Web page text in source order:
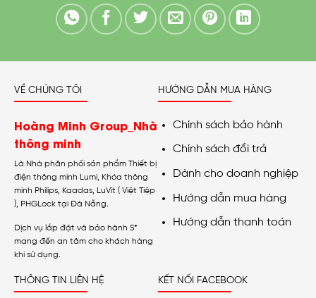
VỀ CHÚNG TÔI
Hoàng Minh Group_Nhà
thông minh
Là Nhà phân phối sản phẩm Thiết bị
điện thông minh Lumi, Khóa thông
minh Philips, Kaadas, LuVit ( Việt Tiệp
), PHGLock tại Đà Nẵng.
Dịch vụ lắp đặt và bảo hành 5*
mang đến an tâm cho khách hàng
khi sử dụng.
HƯỚNG DẪN MUA HÀNG
Chính sách bảo hành
Chính sách đổi trả
Dành cho doanh nghiệp
Hướng dẫn mua hàng
Hướng dẫn thanh toán
THÔNG TIN LIÊN HỆ KẾT NỐI FACEBOOK